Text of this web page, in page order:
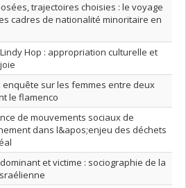
trajectoires choisies : le voyage
cadres de nationalité minoritaire en
Hop : appropriation culturelle et
enquête sur les femmes entre deux
le flamenco
de mouvements sociaux de
dans l&apos;enjeu des déchets
et victime : sociographie de la